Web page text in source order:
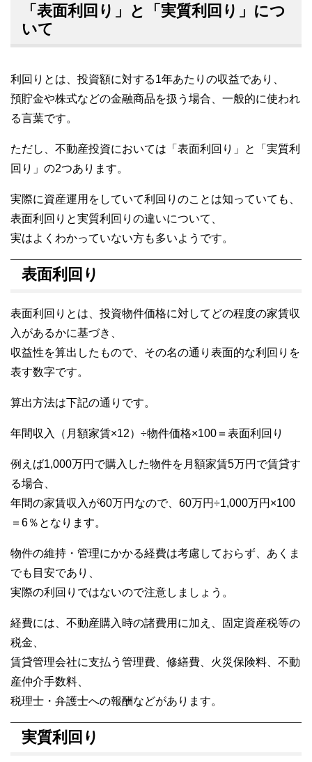
「表面利回り」と「実質利回り」につ
いて
利回りとは、投資額に対する1年あたりの収益であり、
預貯金や株式などの金融商品を扱う場合、一般的に使われ
る言葉です。
ただし、不動産投資においては「表面利回り」と「実質利
回り」の2つあります。
実際に資産運用をしていて利回りのことは知っていても、
表面利回りと実質利回りの違いについて、
実はよくわかっていない方も多いようです。
表面利回り
表面利回りとは、投資物件価格に対してどの程度の家賃収
入があるかに基づき、
収益性を算出したもので、その名の通り表面的な利回りを
表す数字です。
算出方法は下記の通りです。
年間収入（月額家賃×12）÷物件価格×100＝表面利回り
例えば1,000万円で購入した物件を月額家賃5万円で賃貸す
る場合、
年間の家賃収入が60万円なので、60万円÷1,000万円×100
＝6％となります。
物件の維持・管理にかかる経費は考慮しておらず、あくま
でも目安であり、
実際の利回りではないので注意しましょう。
経費には、不動産購入時の諸費用に加え、固定資産税等の
税金、
賃貸管理会社に支払う管理費、修繕費、火災保険料、不動
産仲介手数料、
税理士・弁護士への報酬などがあります。
実質利回り